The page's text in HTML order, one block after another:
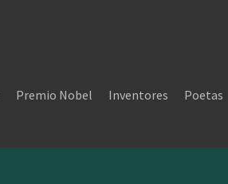
Premio Nobel Inventores Poetas